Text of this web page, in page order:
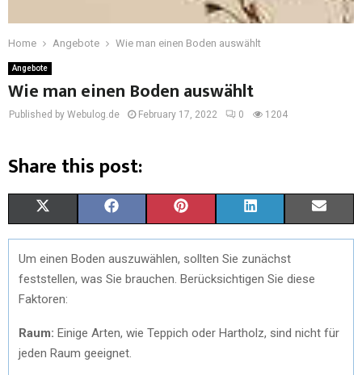
Home Angebote Wie man einen Boden auswählt
Angebote
Wie man einen Boden auswählt
Published by Webulog.de February 17, 2022 0 1204
Share this post:
(
T
W
T
A
C
O
I
N
I
N
M
Um einen Boden auszuwählen, sollten Sie zunächst
feststellen, was Sie brauchen. Berücksichtigen Sie diese
Faktoren:
Raum: Einige Arten, wie Teppich oder Hartholz, sind nicht für
jeden Raum geeignet.